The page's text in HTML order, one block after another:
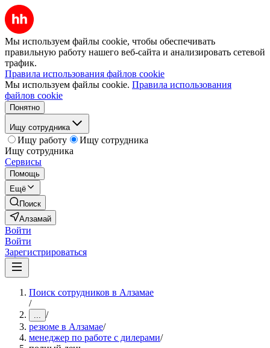
Мы используем файлы cookie, чтобы обеспечивать
правильную работу нашего веб-сайта и анализировать сетевой
трафик.
Правила использования файлов cookie
Мы используем файлы cookie. Правила использования
файлов cookie
Понятно
Ищу сотрудника
Ищу работу
Ищу сотрудника
Ищу сотрудника
Сервисы
Помощь
Ещё
Поиск
Алзамай
Войти
Войти
Зарегистрироваться
Поиск сотрудников в Алзамае
/
... /
резюме в Алзамае/
менеджер по работе с дилерами/